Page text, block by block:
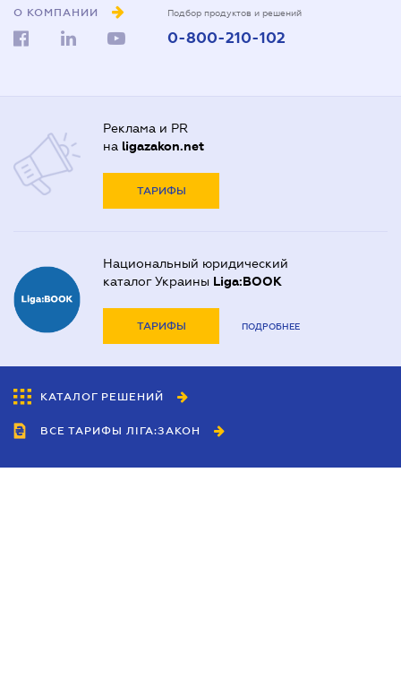
О КОМПАНИИ Подбор продуктов и решений
0-800-210-102
Реклама и PR
на ligazakon.net
ТАРИФЫ
Национальный юридический
каталог Украины Liga:BOOK
ТАРИФЫ ПОДРОБНЕЕ
КАТАЛОГ РЕШЕНИЙ
ВСЕ ТАРИФЫ ЛІГА:ЗАКОН